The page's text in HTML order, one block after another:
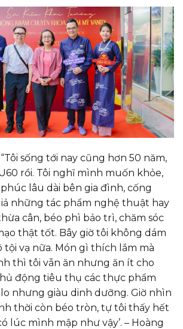
sống tới nay cũng hơn 50 năm,
rồi. Tôi nghĩ mình muốn khỏe,
lâu dài bên gia đình, cống
những tác phẩm nghệ thuật hay
cân, béo phì bảo trì, chăm sóc
thật tốt. Bây giờ tôi không dám
tội vạ nữa. Món gì thích lắm mà
thì tôi vẫn ăn nhưng ăn ít cho
động tiêu thụ các thực phẩm
nhưng giàu dinh dưỡng. Giờ nhìn
thời còn béo tròn, tự tôi thấy hết
lúc mình mập như vậy’. – Hoàng